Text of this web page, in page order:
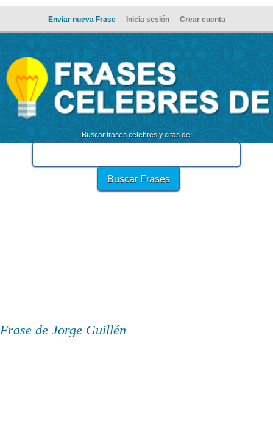
Enviar nueva Frase Inicia sesión Crear cuenta
Buscar frases celebres y citas de:
Frase de Jorge Guillén